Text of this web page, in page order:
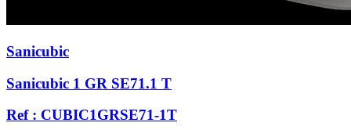
Sanicubic
Sanicubic 1 GR SE71.1 T
Ref : CUBIC1GRSE71-1T